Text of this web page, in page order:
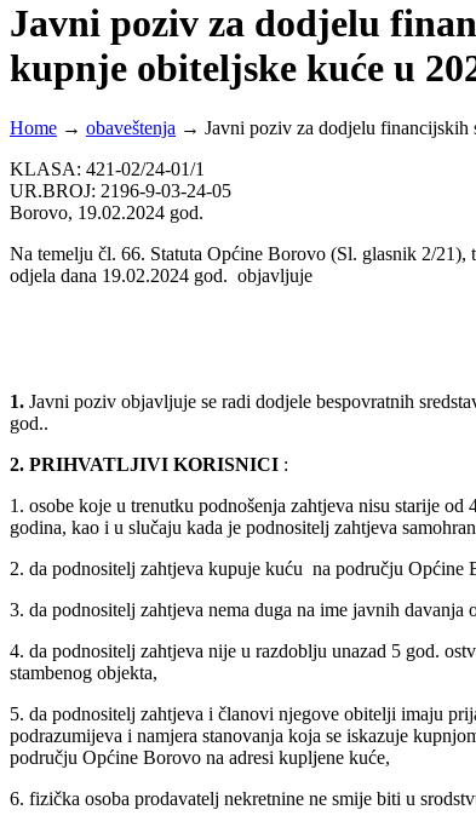
Javni poziv za dodjelu
kupnje obiteljske kuće u
Home → obaveštenja → Javni poziv za dodjelu financijskih
KLASA: 421-02/24-01/1
UR.BROJ: 2196-9-03-24-05
Borovo, 19.02.2024 god.
Na temelju čl. 66. Statuta Općine Borovo (Sl. glasnik 2/
odjela dana 19.02.2024 god. objavljuje
1. Javni poziv objavljuje se radi dodjele bespovratnih
god..
2. PRIHVATLJIVI KORISNICI :
1. osobe koje u trenutku podnošenja zahtjeva nisu starije
godina, kao i u slučaju kada je podnositelj zahtjeva
2. da podnositelj zahtjeva kupuje kuću na području Općine
3. da podnositelj zahtjeva nema duga na ime javnih
4. da podnositelj zahtjeva nije u razdoblju unazad 5 god.
stambenog objekta,
5. da podnositelj zahtjeva i članovi njegove obitelji imaju
podrazumijeva i namjera stanovanja koja se iskazuje
području Općine Borovo na adresi kupljene kuće,
6. fizička osoba prodavatelj nekretnine ne smije biti u